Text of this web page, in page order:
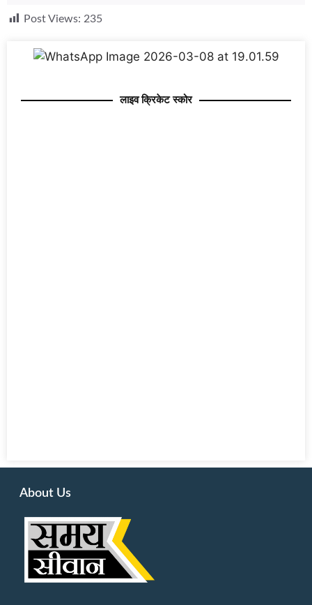
Post Views: 235
लाइव क्रिकेट स्कोर
About Us